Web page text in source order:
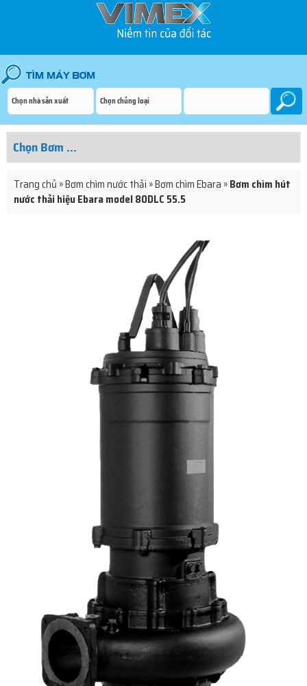
Trang chủ »Bơm chìm nước thải »Bơm chìm Ebara »Bơm chìm hút
nước thải hiệu Ebara model 80DLC 55.5